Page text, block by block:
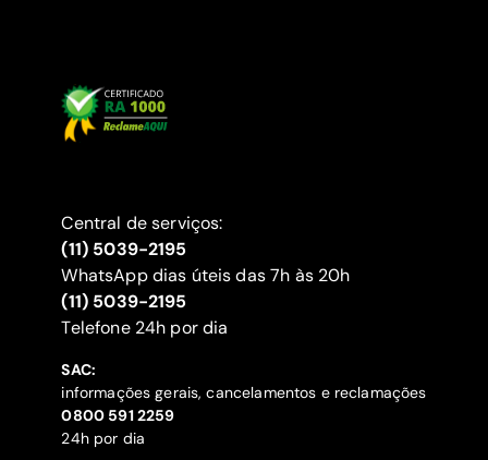
Central de serviços:
(11) 5039-2195
WhatsApp dias úteis das 7h às 20h
(11) 5039-2195
‍Telefone 24h por dia
SAC:
informações gerais, cancelamentos e reclamações
‍0800 591 2259
24h por dia